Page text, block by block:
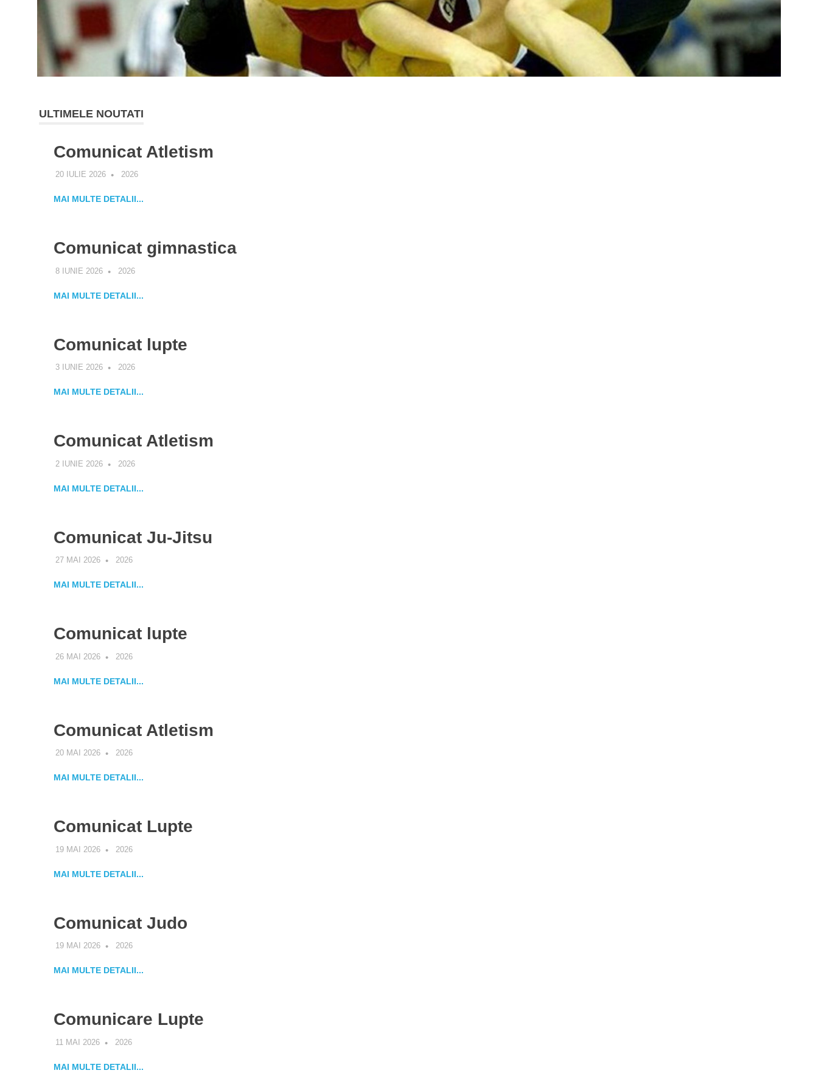
ULTIMELE NOUTATI
Comunicat Atletism
20 IULIE 2026 ALEXANDRA
2026
MAI MULTE DETALII...
Comunicat gimnastica
8 IUNIE 2026 ALEXANDRA
2026
MAI MULTE DETALII...
Comunicat lupte
3 IUNIE 2026 ALEXANDRA
2026
MAI MULTE DETALII...
Comunicat Atletism
2 IUNIE 2026 ALEXANDRA
2026
MAI MULTE DETALII...
Comunicat Ju-Jitsu
27 MAI 2026 ALEXANDRA
2026
MAI MULTE DETALII...
Comunicat lupte
26 MAI 2026 ALEXANDRA
2026
MAI MULTE DETALII...
Comunicat Atletism
20 MAI 2026 ALEXANDRA
2026
MAI MULTE DETALII...
Comunicat Lupte
19 MAI 2026 ALEXANDRA
2026
MAI MULTE DETALII...
Comunicat Judo
19 MAI 2026 ALEXANDRA
2026
MAI MULTE DETALII...
Comunicare Lupte
11 MAI 2026 ALEXANDRA
2026
MAI MULTE DETALII...